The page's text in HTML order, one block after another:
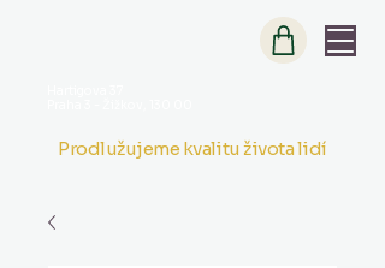
Prodlužujeme kvalitu života lidí